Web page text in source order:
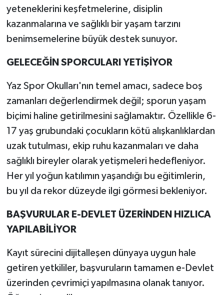
yeteneklerini keşfetmelerine, disiplin
kazanmalarına ve sağlıklı bir yaşam tarzını
benimsemelerine büyük destek sunuyor.
GELECEĞİN SPORCULARI YETİŞİYOR
Yaz Spor Okulları'nın temel amacı, sadece boş
zamanları değerlendirmek değil; sporun yaşam
biçimi haline getirilmesini sağlamaktır. Özellikle 6-
17 yaş grubundaki çocukların kötü alışkanlıklardan
uzak tutulması, ekip ruhu kazanmaları ve daha
sağlıklı bireyler olarak yetişmeleri hedefleniyor.
Her yıl yoğun katılımın yaşandığı bu eğitimlerin,
bu yıl da rekor düzeyde ilgi görmesi bekleniyor.
BAŞVURULAR E-DEVLET ÜZERİNDEN HIZLICA
YAPILABİLİYOR
Kayıt sürecini dijitalleşen dünyaya uygun hale
getiren yetkililer, başvuruların tamamen e-Devlet
üzerinden çevrimiçi yapılmasına olanak tanıyor.